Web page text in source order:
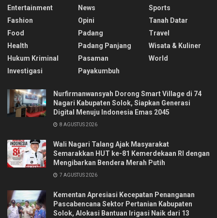
Entertainment
Fashion
Food
Health
Hukum Kriminal
Investigasi
News
Opini
Padang
Padang Panjang
Pasaman
Payakumbuh
Sports
Tanah Datar
Travel
Wisata & Kuliner
World
Nurfirmanwansyah Dorong Smart Village di 74
Nagari Kabupaten Solok, Siapkan Generasi
Digital Menuju Indonesia Emas 2045
8 AGUSTUS 2026
Wali Nagari Talang Ajak Masyarakat
Semarakkan HUT ke-81 Kemerdekaan RI dengan
Mengibarkan Bendera Merah Putih
7 AGUSTUS 2026
Kementan Apresiasi Kecepatan Penanganan
Pascabencana Sektor Pertanian Kabupaten
Solok, Alokasi Bantuan Irigasi Naik dari 13